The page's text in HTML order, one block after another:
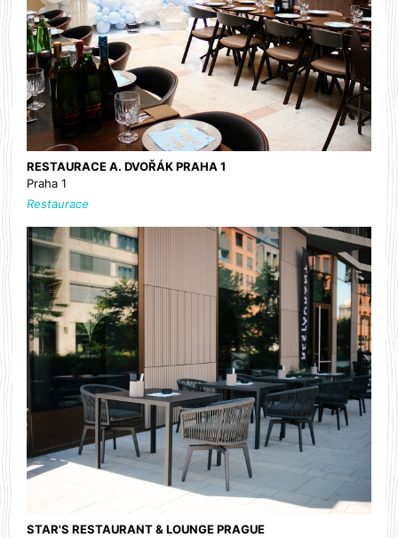
RESTAURACE A. DVOŘÁK PRAHA 1
Praha 1
Restaurace
STAR'S RESTAURANT & LOUNGE PRAGUE